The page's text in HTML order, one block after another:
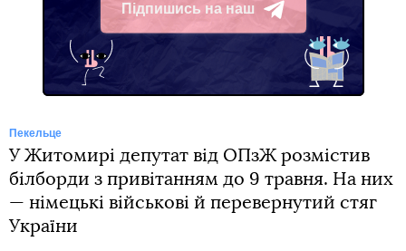
Підпишись на наш
Telegram
Пекельце
У Житомирі депутат від ОПзЖ розмістив
білборди з привітанням до 9 травня. На них
— німецькі військові й перевернутий стяг
України